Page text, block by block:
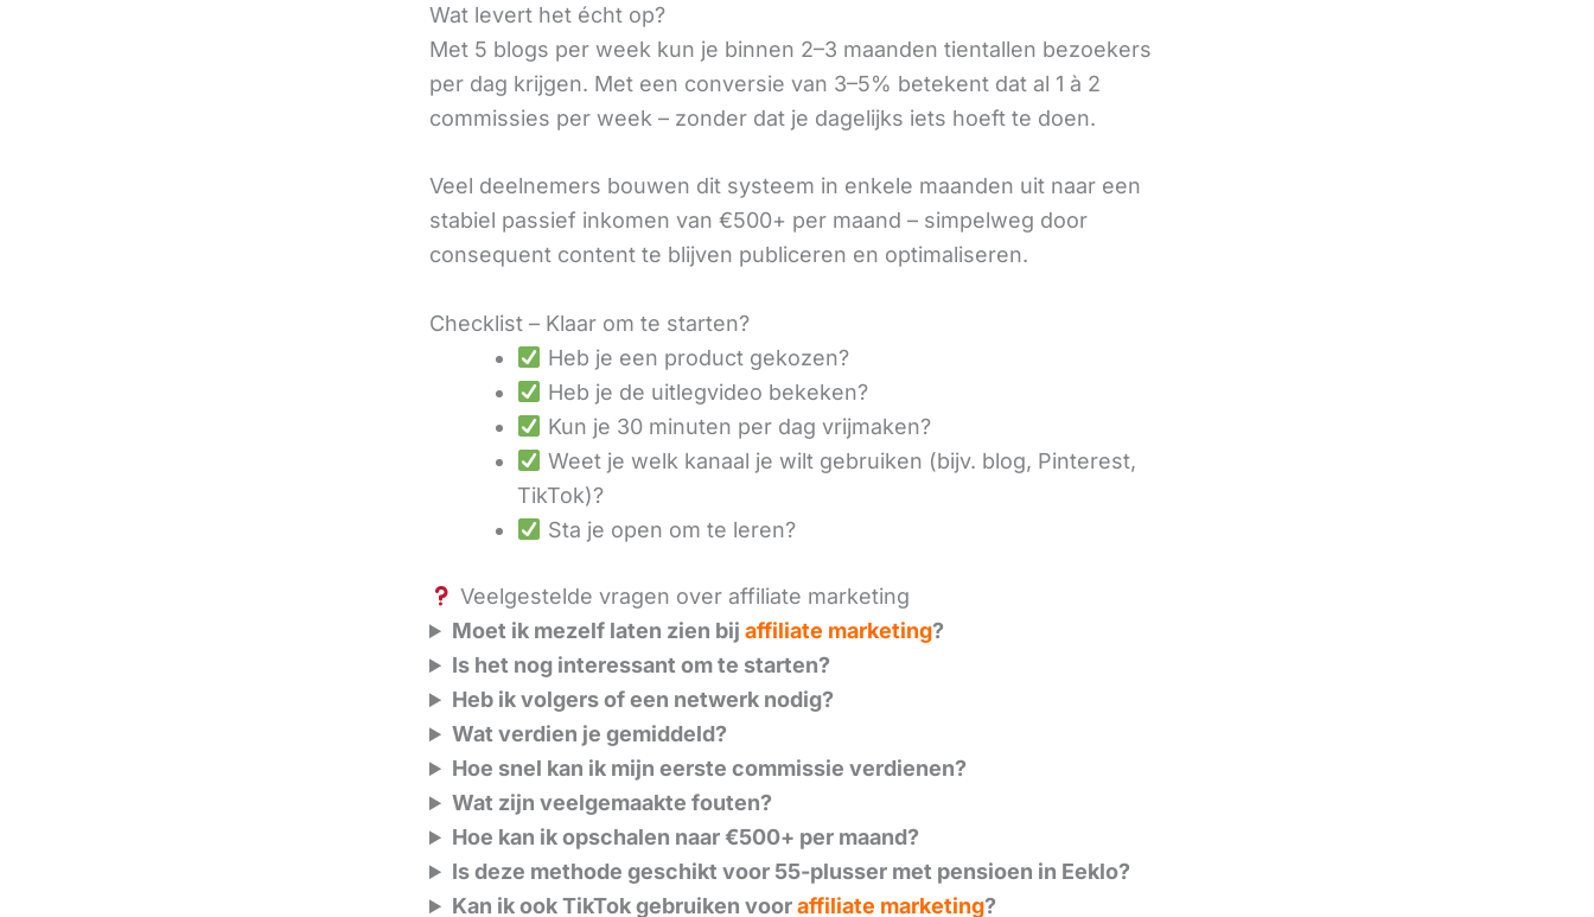
Wat levert het écht op?
Met 5 blogs per week kun je binnen 2–3 maanden tientallen bezoekers
per dag krijgen. Met een conversie van 3–5% betekent dat al 1 à 2
commissies per week – zonder dat je dagelijks iets hoeft te doen.
Veel deelnemers bouwen dit systeem in enkele maanden uit naar een
stabiel passief inkomen van €500+ per maand – simpelweg door
consequent content te blijven publiceren en optimaliseren.
Checklist – Klaar om te starten?
Heb je een product gekozen?
Heb je de uitlegvideo bekeken?
Kun je 30 minuten per dag vrijmaken?
Weet je welk kanaal je wilt gebruiken (bijv. blog, Pinterest,
TikTok)?
Sta je open om te leren?
Veelgestelde vragen over affiliate marketing
Moet ik mezelf laten zien bijaffiliate marketing?
Is het nog interessant om te starten?
Heb ik volgers of een netwerk nodig?
Wat verdien je gemiddeld?
Hoe snel kan ik mijn eerste commissie verdienen?
Wat zijn veelgemaakte fouten?
Hoe kan ik opschalen naar €500+ per maand?
Is deze methode geschikt voor 55-plusser met pensioen in Eeklo?
Kan ik ook TikTok gebruiken vooraffiliate marketing?